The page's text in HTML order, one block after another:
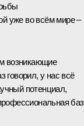
уже во всём мире –
возникающие
говорил, у нас всё
потенциал,